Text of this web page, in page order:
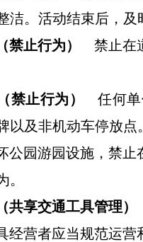
洁。活动结束后，及
禁止行为）
禁止在
禁止行为）
任何
以及非机动车停放点
公园游园设施，禁
。
共享交通工具管理）
经营者应当规范运